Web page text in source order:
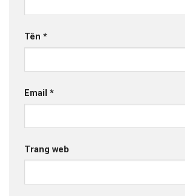
Tên *
Email *
Trang web